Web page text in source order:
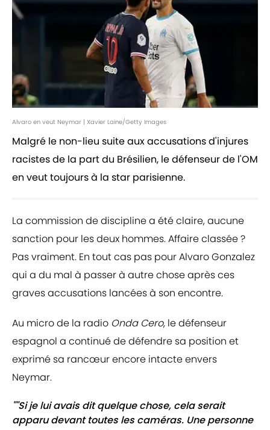
Alvaro en veut Neymar | Xavier Laine/Getty Images
Malgré le non-lieu suite aux accusations d'injures
racistes de la part du Brésilien, le défenseur de l'OM
en veut toujours à la star parisienne.
La commission de discipline a été claire, aucune
sanction pour les deux hommes. Affaire classée ?
Pas vraiment. En tout cas pas pour Alvaro Gonzalez
qui a du mal à passer à autre chose après ces
graves accusations lancées à son encontre.
Au micro de la radio Onda Cero, le défenseur
espagnol a continué de défendre sa position et
exprimé sa rancœur encore intacte envers
Neymar.
""Si je lui avais dit quelque chose, cela serait
apparu devant toutes les caméras. Une personne